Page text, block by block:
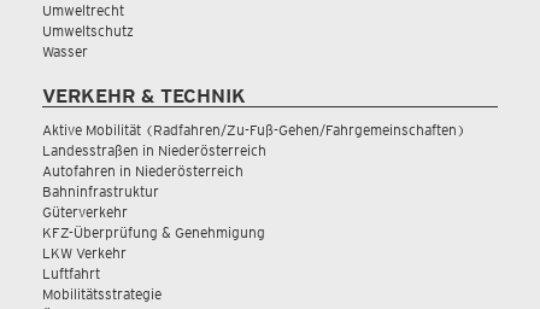
Umweltrecht
Umweltschutz
Wasser
VERKEHR & TECHNIK
Aktive Mobilität (Radfahren/Zu-Fuß-Gehen/Fahrgemeinschaften)
Landesstraßen in Niederösterreich
Autofahren in Niederösterreich
Bahninfrastruktur
Güterverkehr
KFZ-Überprüfung & Genehmigung
LKW Verkehr
Luftfahrt
Mobilitätsstrategie